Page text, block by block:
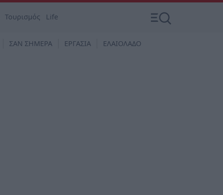
Τουρισμός Life
ΣΑΝ ΣΗΜΕΡΑ ΕΡΓΑΣΙΑ ΕΛΑΙΟΛΑΔΟ